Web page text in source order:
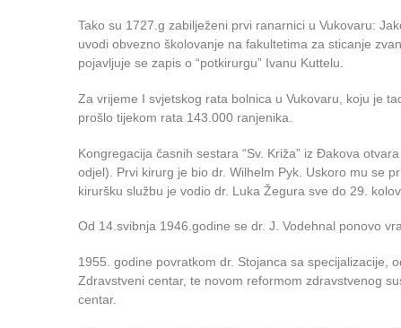
Tako su 1727.g zabilježeni prvi ranarnici u Vukovaru:
uvodi obvezno školovanje na fakultetima za sticanje
pojavljuje se zapis o “potkirurgu” Ivanu Kuttelu.
Za vrijeme I svjetskog rata bolnica u Vukovaru, koju je
prošlo tijekom rata 143.000 ranjenika.
Kongregacija časnih sestara “Sv. Križa” iz Đakova
odjel). Prvi kirurg je bio dr. Wilhelm Pyk. Uskoro mu se
kiruršku službu je vodio dr. Luka Žegura sve do 29.
Od 14.svibnja 1946.godine se dr. J. Vodehnal ponovo
1955. godine povratkom dr. Stojanca sa specijalizacije,
Zdravstveni centar, te novom reformom zdravstvenog
centar.